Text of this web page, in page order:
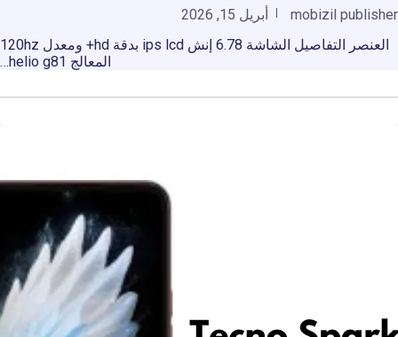
mobizil publisher
أبريل 15, 2026
العنصر التفاصيل الشاشة 6.78 إنش ips lcd بدقة hd+ ومعدل 120hz
المعالج helio g81…